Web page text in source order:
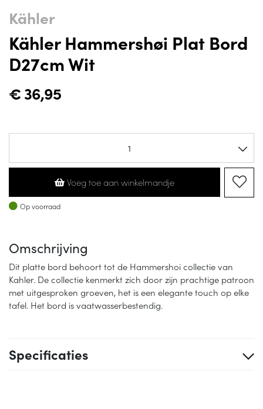
Kähler
Kähler Hammershøi Plat Bord
D27cm Wit
€36,95
Voeg toe aan winkelmandje
Op voorraad
Op voorraad
Omschrijving
Dit platte bord behoort tot de Hammershoi collectie van
Kahler. De collectie kenmerkt zich door zijn prachtige patroon
met uitgesproken groeven, het is een elegante touch op elke
tafel. Het bord is vaatwasserbestendig.
Specificaties